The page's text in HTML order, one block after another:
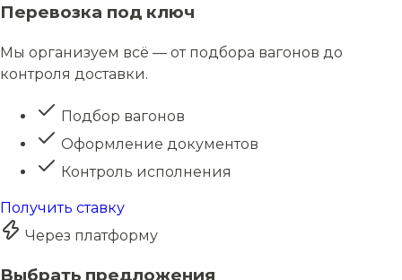
Перевозка под ключ
Мы организуем всё — от подбора вагонов до
контроля доставки.
Подбор вагонов
Оформление документов
Контроль исполнения
Получить ставку
Через платформу
Выбрать предложения